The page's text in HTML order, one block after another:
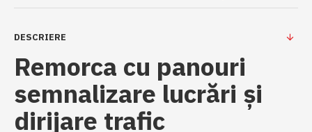
DESCRIERE
Remorca cu panouri
semnalizare lucrări şi
dirijare trafic